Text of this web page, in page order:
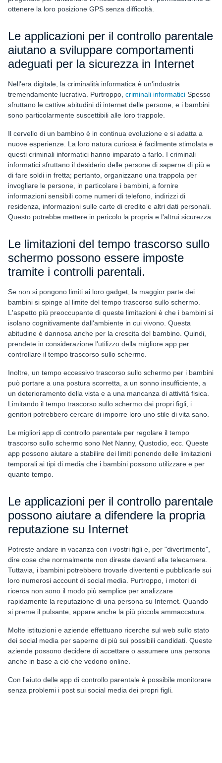
ottenere la loro posizione GPS senza difficoltà.
Le applicazioni per il controllo parentale
aiutano a sviluppare comportamenti
adeguati per la sicurezza in Internet
Nell'era digitale, la criminalità informatica è un'industria
tremendamente lucrativa. Purtroppo, criminali informatici Spesso
sfruttano le cattive abitudini di internet delle persone, e i bambini
sono particolarmente suscettibili alle loro trappole.
Il cervello di un bambino è in continua evoluzione e si adatta a
nuove esperienze. La loro natura curiosa è facilmente stimolata e
questi criminali informatici hanno imparato a farlo. I criminali
informatici sfruttano il desiderio delle persone di saperne di più e
di fare soldi in fretta; pertanto, organizzano una trappola per
invogliare le persone, in particolare i bambini, a fornire
informazioni sensibili come numeri di telefono, indirizzi di
residenza, informazioni sulle carte di credito e altri dati personali.
Questo potrebbe mettere in pericolo la propria e l'altrui sicurezza.
Le limitazioni del tempo trascorso sullo
schermo possono essere imposte
tramite i controlli parentali.
Se non si pongono limiti ai loro gadget, la maggior parte dei
bambini si spinge al limite del tempo trascorso sullo schermo.
L'aspetto più preoccupante di queste limitazioni è che i bambini si
isolano cognitivamente dall'ambiente in cui vivono. Questa
abitudine è dannosa anche per la crescita del bambino. Quindi,
prendete in considerazione l'utilizzo della migliore app per
controllare il tempo trascorso sullo schermo.
Inoltre, un tempo eccessivo trascorso sullo schermo per i bambini
può portare a una postura scorretta, a un sonno insufficiente, a
un deterioramento della vista e a una mancanza di attività fisica.
Limitando il tempo trascorso sullo schermo dai propri figli, i
genitori potrebbero cercare di imporre loro uno stile di vita sano.
Le migliori app di controllo parentale per regolare il tempo
trascorso sullo schermo sono Net Nanny, Qustodio, ecc. Queste
app possono aiutare a stabilire dei limiti ponendo delle limitazioni
temporali ai tipi di media che i bambini possono utilizzare e per
quanto tempo.
Le applicazioni per il controllo parentale
possono aiutare a difendere la propria
reputazione su Internet
Potreste andare in vacanza con i vostri figli e, per "divertimento",
dire cose che normalmente non direste davanti alla telecamera.
Tuttavia, i bambini potrebbero trovarle divertenti e pubblicarle sui
loro numerosi account di social media. Purtroppo, i motori di
ricerca non sono il modo più semplice per analizzare
rapidamente la reputazione di una persona su Internet. Quando
si preme il pulsante, appare anche la più piccola ammaccatura.
Molte istituzioni e aziende effettuano ricerche sul web sullo stato
dei social media per saperne di più sui possibili candidati. Queste
aziende possono decidere di accettare o assumere una persona
anche in base a ciò che vedono online.
Con l'aiuto delle app di controllo parentale è possibile monitorare
senza problemi i post sui social media dei propri figli.